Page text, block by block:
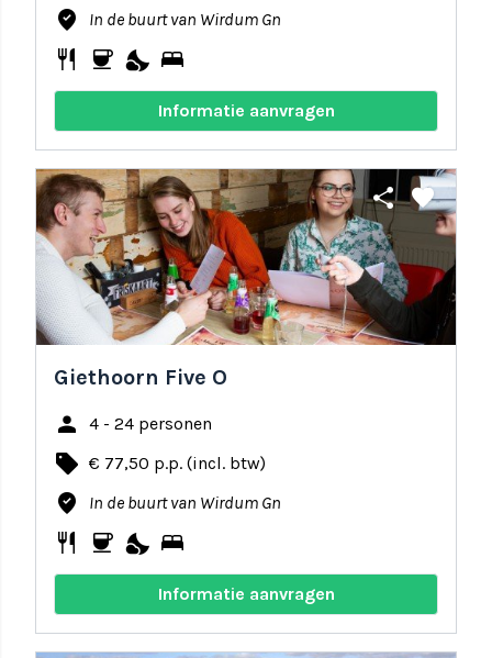
where_to_vote In de buurt van Wirdum Gn
restaurant coffee nights_stay bed
Informatie aanvragen
share favorite
Giethoorn Five O
person 4 - 24 personen
local_offer € 77,50 p.p. (incl. btw)
where_to_vote In de buurt van Wirdum Gn
restaurant coffee nights_stay bed
Informatie aanvragen